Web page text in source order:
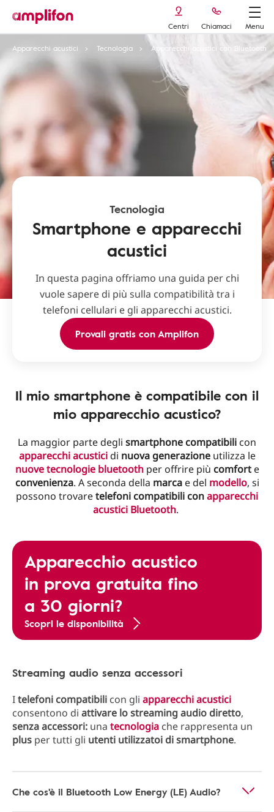
Centri Chiamaci
Menu
Apparecchi acustici
Tecnologia Apparecchi acustici con Bluetooth
Tecnologia
Smartphone e apparecchi
acustici
In questa pagina offriamo una guida per chi
vuole sapere di più sulla compatibilità tra i
telefoni cellulari e gli apparecchi acustici.
Provali gratis con Amplifon
Il mio smartphone è compatibile con il
mio apparecchio acustico?
La maggior parte degli smartphone compatibili con
apparecchi acusticidi nuova generazioneutilizza le
nuove tecnologie bluetoothper offrire più comforte
convenienza. A seconda della marcae del modello, si
possono trovaretelefoni compatibili conapparecchi
acustici Bluetooth.
Apparecchio acustico
in prova gratuita fino
a 30 giorni?
Scopri le disponibilità
Streaming audio senza accessori
Itelefoni compatibili con gli apparecchi acustici
consentono di attivare lo streaming audio diretto,
senza accessori: una tecnologia che rappresenta un
plus per tutti gli utenti utilizzatoi di smartphone.
Che cos'è il Bluetooth Low Energy (LE) Audio?